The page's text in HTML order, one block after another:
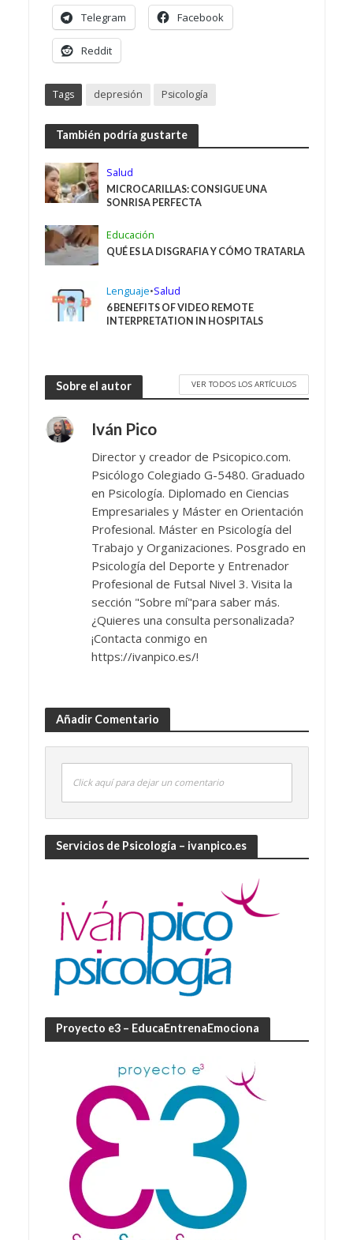
Telegram Facebook
Reddit
Tags depresión Psicología
También podría gustarte
Salud
MICROCARILLAS: CONSIGUE UNA
SONRISA PERFECTA
Educación
QUÉ ES LA DISGRAFIA Y CÓMO TRATARLA
Lenguaje•Salud
6 BENEFITS OF VIDEO REMOTE
INTERPRETATION IN HOSPITALS
Sobre el autor VER TODOS LOS ARTÍCULOS
Iván Pico
Director y creador de Psicopico.com.
Psicólogo Colegiado G-5480. Graduado
en Psicología. Diplomado en Ciencias
Empresariales y Máster en Orientación
Profesional. Máster en Psicología del
Trabajo y Organizaciones. Posgrado en
Psicología del Deporte y Entrenador
Profesional de Futsal Nivel 3. Visita la
sección "Sobre mí"para saber más.
¿Quieres una consulta personalizada?
¡Contacta conmigo en
https://ivanpico.es/!
Añadir Comentario
Click aquí para dejar un comentario
Servicios de Psicología – ivanpico.es
Proyecto e3 – EducaEntrenaEmociona